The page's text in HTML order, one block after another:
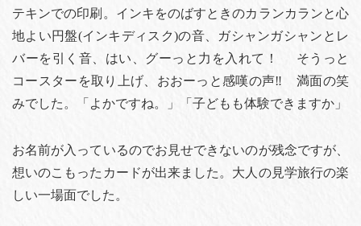
テキンでの印刷。インキをのばすときのカランカランと心
地よい円盤(インキディスク)の音、ガシャンガシャンとレ
バーを引く音、はい、グーっと力を入れて！ そうっと
コースターを取り上げ、おおーっと感嘆の声‼️ 満面の笑
みでした。「よかですね。」「子どもも体験できますか」
お名前が入っているのでお見せできないのが残念ですが、
想いのこもったカードが出来ました。大人の見学旅行の楽
しい一場面でした。